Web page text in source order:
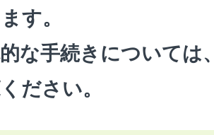
す。
な手続きについては
ださい。